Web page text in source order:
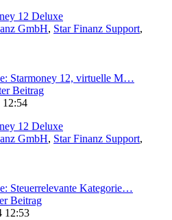
12 Deluxe
GmbH, Star Finanz Support,
Starmoney 12, virtuelle M…
Beitrag
12:54
12 Deluxe
GmbH, Star Finanz Support,
Steuerrelevante Kategorie…
Beitrag
12:53